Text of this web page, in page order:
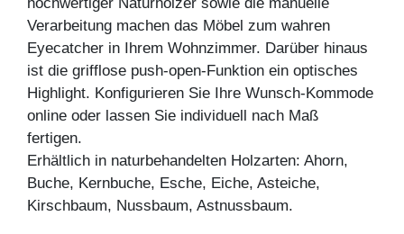
hochwertiger Naturhölzer sowie die manuelle
Verarbeitung machen das Möbel zum wahren
Eyecatcher in Ihrem Wohnzimmer. Darüber hinaus
ist die grifflose push-open-Funktion ein optisches
Highlight. Konfigurieren Sie Ihre Wunsch-Kommode
online oder lassen Sie individuell nach Maß
fertigen.
Erhältlich in naturbehandelten Holzarten: Ahorn,
Buche, Kernbuche, Esche, Eiche, Asteiche,
Kirschbaum, Nussbaum, Astnussbaum.